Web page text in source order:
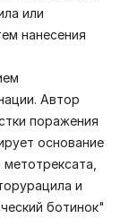
или
нанесения
Автор
поражения
основание
и
ботинок"